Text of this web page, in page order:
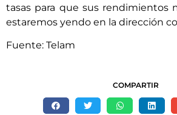
tasas para que sus rendimientos
estaremos yendo en la dirección
Fuente: Telam
COMPARTIR